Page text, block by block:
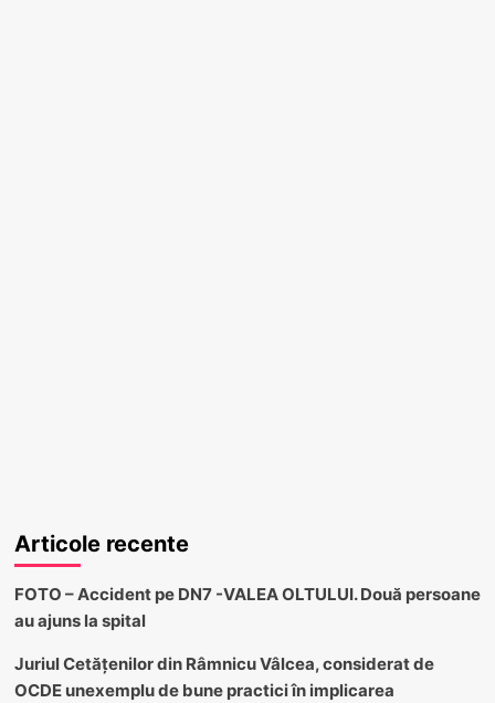
Articole recente
FOTO – Accident pe DN7 -VALEA OLTULUI. Două persoane
au ajuns la spital
Juriul Cetățenilor din Râmnicu Vâlcea, considerat de
OCDE unexemplu de bune practici în implicarea